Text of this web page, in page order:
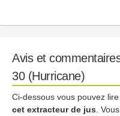
Avis et
30 (Hurricane)
Ci-dessous vous pouvez
cet extracteur de jus .